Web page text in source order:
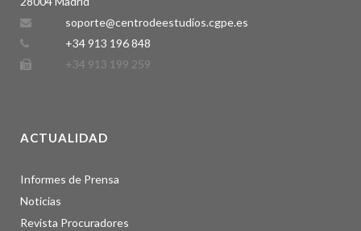
soporte@centrodeestudios.cgpe.es
+34 913 196 848
+34 913 199 259
ACTUALIDAD
Informes de Prensa
Noticias
Revista Procuradores